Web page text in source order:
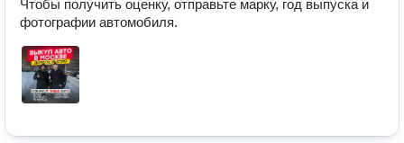
Чтобы получить оценку, отправьте марку, год выпуска и
фотографии автомобиля.